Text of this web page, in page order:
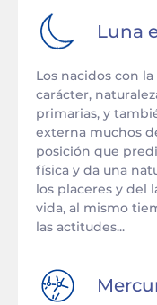
Luna
Los nacidos con
carácter,
primarias, y
externa muchos
posición que
física y da una
los placeres y del
vida, al mismo
las actitudes...